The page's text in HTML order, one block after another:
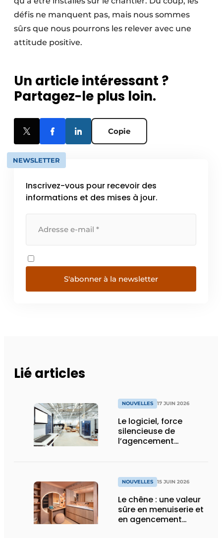
défis ne manquent pas, mais nous sommes
sûrs que nous pourrons les relever avec une
attitude positive.
Un article intéressant ?
Partagez-le plus loin.
Copie
NEWSLETTER
Inscrivez-vous pour recevoir des
informations et des mises à jour.
S'abonner à la newsletter
Lié articles
NOUVELLES 17 JUIN 2026
Le logiciel, force
silencieuse de
l’agencement
NOUVELLES 15 JUIN 2026
Le chêne : une valeur
sûre en menuiserie et
en agencement